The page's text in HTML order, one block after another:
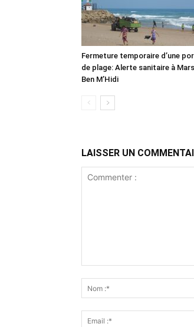
Fermeture temporaire d’une
de plage: Alerte sanitaire à
Ben M’Hidi
LAISSER UN